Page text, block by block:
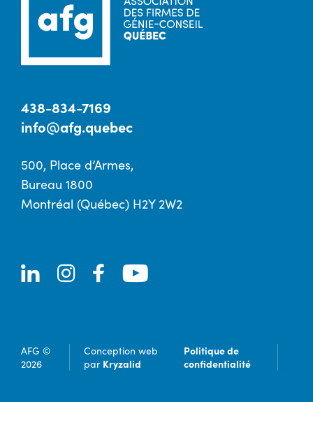
438-834-7169
info@afg.quebec
500, Place d’Armes,
Bureau 1800
Montréal (Québec) H2Y 2W2
AFG ©
2026
Conception web
par Kryzalid
Politique de
confidentialité